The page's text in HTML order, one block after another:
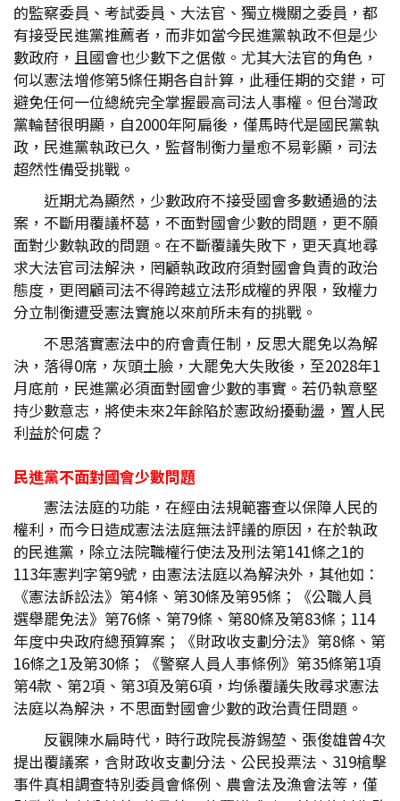
的監察委員、考試委員、大法官、獨立機關之委員，都
有接受民進黨推薦者，而非如當今民進黨執政不但是少
數政府，且國會也少數下之倨傲。尤其大法官的角色，
何以憲法增修第5條任期各自計算，此種任期的交錯，可
避免任何一位總統完全掌握最高司法人事權。但台灣政
黨輪替很明顯，自2000年阿扁後，僅馬時代是國民黨執
政，民進黨執政已久，監督制衡力量愈不易彰顯，司法
超然性備受挑戰。
近期尤為顯然，少數政府不接受國會多數通過的法
案，不斷用覆議杯葛，不面對國會少數的問題，更不願
面對少數執政的問題。在不斷覆議失敗下，更天真地尋
求大法官司法解決，罔顧執政政府須對國會負責的政治
態度，更罔顧司法不得跨越立法形成權的界限，致權力
分立制衡遭受憲法實施以來前所未有的挑戰。
不思落實憲法中的府會責任制，反思大罷免以為解
決，落得0席，灰頭土臉，大罷免大失敗後，至2028年1
月底前，民進黨必須面對國會少數的事實。若仍執意堅
持少數意志，將使未來2年餘陷於憲政紛擾動盪，置人民
利益於何處？
民進黨不面對國會少數問題
憲法法庭的功能，在經由法規範審查以保障人民的
權利，而今日造成憲法法庭無法評議的原因，在於執政
的民進黨，除立法院職權行使法及刑法第141條之1的
113年憲判字第9號，由憲法法庭以為解決外，其他如：
《憲法訴訟法》第4條、第30條及第95條；《公職人員
選舉罷免法》第76條、第79條、第80條及第83條；114
年度中央政府總預算案；《財政收支劃分法》第8條、第
16條之1及第30條；《警察人員人事條例》第35條第1項
第4款、第2項、第3項及第6項，均係覆議失敗尋求憲法
法庭以為解決，不思面對國會少數的政治責任問題。
反觀陳水扁時代，時行政院長游錫堃、張俊雄曾4次
提出覆議案，含財政收支劃分法、公民投票法、319槍擊
事件真相調查特別委員會條例、農會法及漁會法等，僅